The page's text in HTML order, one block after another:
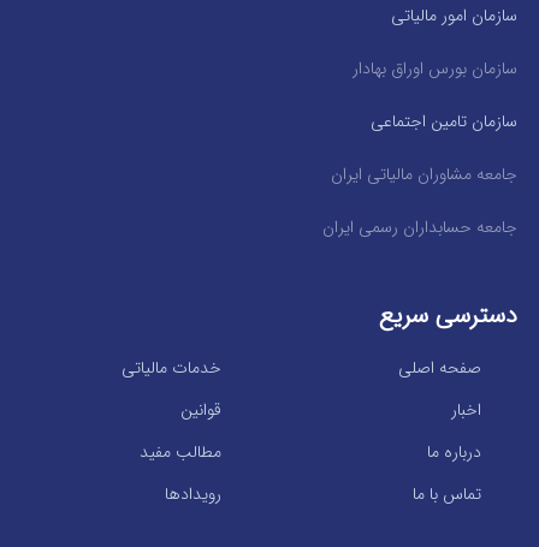
سازمان امور مالیاتی
سازمان بورس اوراق بهادار
سازمان تامین اجتماعی
جامعه مشاوران مالیاتی ایران
جامعه حسابداران رسمی ایران
دسترسی سریع
خدمات مالیاتی
صفحه اصلی
قوانین
اخبار
مطالب مفید
درباره ما
رویدادها
تماس با ما